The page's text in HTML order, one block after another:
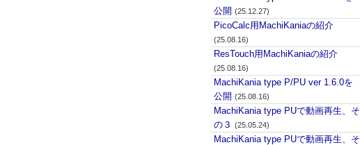
公開 (25.12.27)
PicoCalc用MachiKaniaの紹介
(25.08.16)
ResTouch用MachiKaniaの紹介
(25.08.16)
MachiKania type P/PU ver 1.6.0を
公開 (25.08.16)
MachiKania type PUで動画再生、そ
の３ (25.05.24)
MachiKania type PUで動画再生、そ